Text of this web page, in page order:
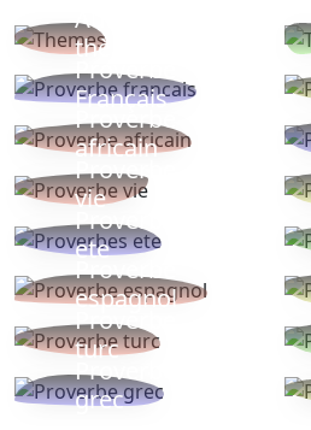
Autres
thèmes
Proverbe
Français
Proverbe
africain
Proverbe
vie
Proverbes
ete
Proverbe
espagnol
Proverbe
turc
Proverbe
grec